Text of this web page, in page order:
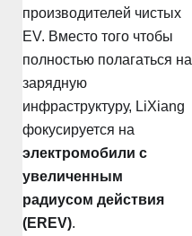
производителей чистых
EV. Вместо того чтобы
полностью полагаться на
зарядную
инфраструктуру, LiXiang
фокусируется на
электромобили с
увеличенным
радиусом действия
(EREV).